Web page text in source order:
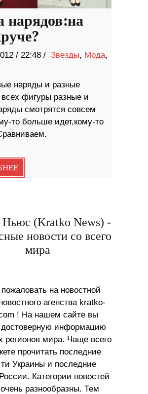
нарядов:на
/ 22:48 / Звезды, Мода,
наряды и разные
фигуры разные и
смотрятся совсем
то больше идет,кому-то
Ньюс (Kratko News) -
новости со всего
мира
на новостной
агенства kratko-
! На нашем сайте вы
достоверную информацию
регионов мира. Чаще всего
прочитать последние
Украины и последние
Категории новостей
разнообразны. Тем